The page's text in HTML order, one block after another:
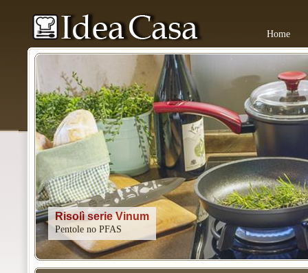
Home
Kitchenaid